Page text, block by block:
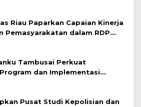
Riau Paparkan Capaian Kinerja
Pemasyarakatan dalam RDP
XIII DPR RI
Tambusai Perkuat
dan Implementasi
Pusat Studi Kepolisian dan